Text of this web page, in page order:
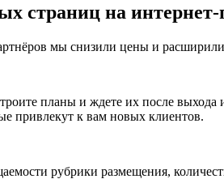
страниц на интернет-
мы снизили цены и
планы и ждете их после выхода
привлекут к вам новых клиентов.
рубрики размещения,